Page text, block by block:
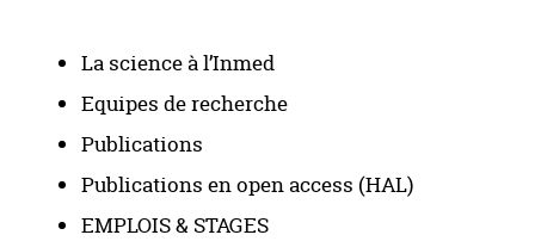
La science à l’Inmed
Equipes de recherche
Publications
Publications en open access (HAL)
EMPLOIS & STAGES